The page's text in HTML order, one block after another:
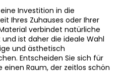
Investition in die
Ihres Zuhauses oder Ihrer
verbindet natürliche
ist daher die ideale Wahl
und ästhetisch
Entscheiden Sie sich für
einen Raum, der zeitlos schön